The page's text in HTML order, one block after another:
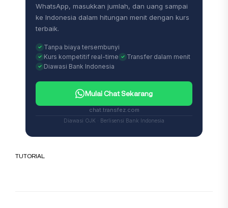
WhatsApp, masukkan jumlah, dan uang sampai
ke Indonesia dalam hitungan menit dengan kurs
terbaik.
Tanpa biaya tersembunyi
Kurs kompetitif real-time
Transfer dalam menit
Diawasi Bank Indonesia
Mulai Chat Sekarang
chat.transfez.com
Diawasi OJK · Berlisensi Bank Indonesia
TUTORIAL